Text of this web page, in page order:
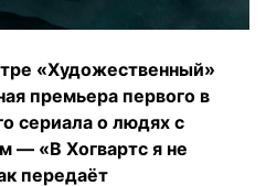
«Художественный»
премьера первого в
сериала о людях с
— «В Хогвартс я не
передаёт